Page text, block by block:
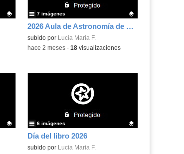
2026 Aula de Astronomía de Fuenlabrada
Contenido educativo.
subido por Lucia Maria F.
7 imágenes
-hace 2 meses- 18visualizaciones
Día del libro 2026
Contenido educativo.
subido por Lucia Maria F.
6 imágenes